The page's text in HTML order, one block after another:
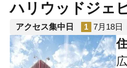
ハリウッドジェ
アクセス集中日 1 7月18日